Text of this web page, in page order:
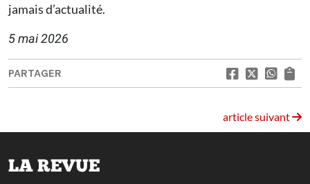
jamais d’actualité.
5 mai 2026
PARTAGER
article suivant
LA REVUE